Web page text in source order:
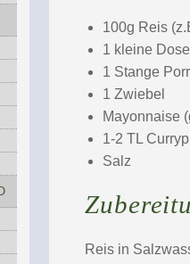
100g Reis
1 kleine
1 Stange
1 Zwiebel
Mayonnaise
1-2 TL
Salz
Reis in